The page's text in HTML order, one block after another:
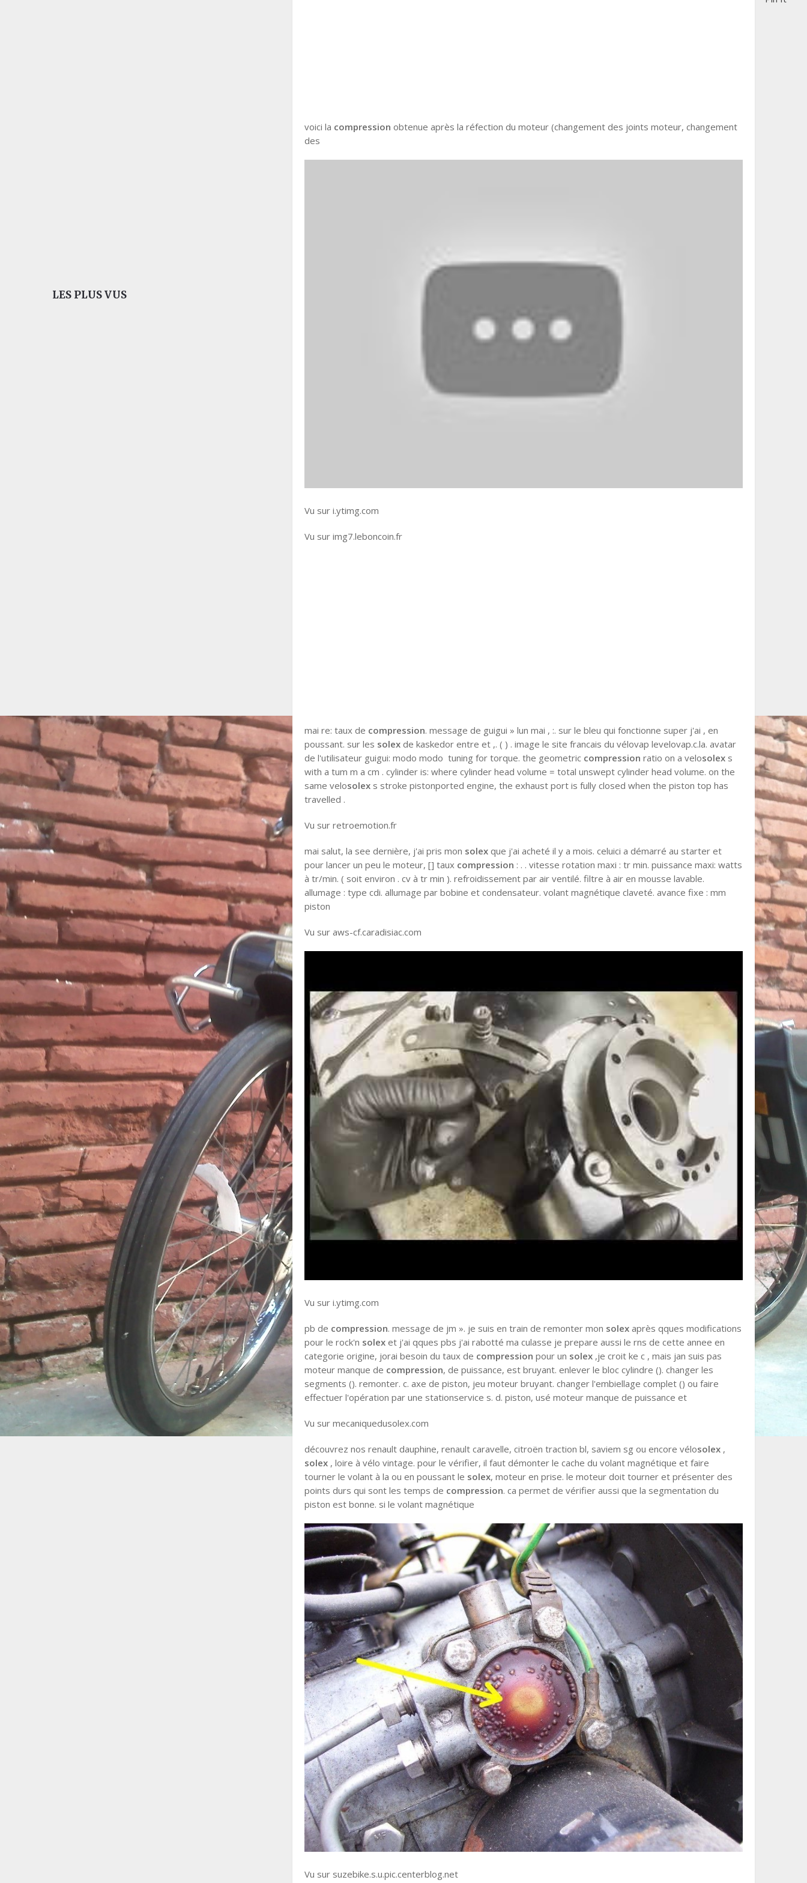
voici la compression obtenue après la réfection du moteur (changement des joints moteur, changement
des
Vu sur i.ytimg.com
Vu sur img7.leboncoin.fr
mai re: taux de compression. message de guigui » lun mai , :. sur le bleu qui fonctionne super j'ai , en
poussant. sur les solex de kaskedor entre et ,. ( ) . image le site francais du vélovap levelovap.c.la. avatar
de l'utilisateur guigui: modo modo tuning for torque. the geometric compression ratio on a velosolex s
with a tum m a cm . cylinder is: where cylinder head volume = total unswept cylinder head volume. on the
same velosolex s stroke pistonported engine, the exhaust port is fully closed when the piston top has
travelled .
Vu sur retroemotion.fr
mai salut, la see dernière, j'ai pris mon solex que j'ai acheté il y a mois. celuici a démarré au starter et
pour lancer un peu le moteur, [] taux compression : . . vitesse rotation maxi : tr min. puissance maxi: watts
à tr/min. ( soit environ . cv à tr min ). refroidissement par air ventilé. filtre à air en mousse lavable.
allumage : type cdi. allumage par bobine et condensateur. volant magnétique claveté. avance fixe : mm
piston
Vu sur aws-cf.caradisiac.com
Vu sur i.ytimg.com
pb de compression. message de jm ». je suis en train de remonter mon solex après qques modifications
pour le rock'n solex et j'ai qques pbs j'ai rabotté ma culasse je prepare aussi le rns de cette annee en
categorie origine, jorai besoin du taux de compression pour un solex ,je croit ke c , mais jan suis pas
moteur manque de compression, de puissance, est bruyant. enlever le bloc cylindre (). changer les
segments (). remonter. c. axe de piston, jeu moteur bruyant. changer l'embiellage complet () ou faire
effectuer l'opération par une stationservice s. d. piston, usé moteur manque de puissance et
Vu sur mecaniquedusolex.com
découvrez nos renault dauphine, renault caravelle, citroën traction bl, saviem sg ou encore vélosolex ,
solex , loire à vélo vintage. pour le vérifier, il faut démonter le cache du volant magnétique et faire
tourner le volant à la ou en poussant le solex, moteur en prise. le moteur doit tourner et présenter des
points durs qui sont les temps de compression. ca permet de vérifier aussi que la segmentation du
piston est bonne. si le volant magnétique
Vu sur suzebike.s.u.pic.centerblog.net
LES PLUS VUS